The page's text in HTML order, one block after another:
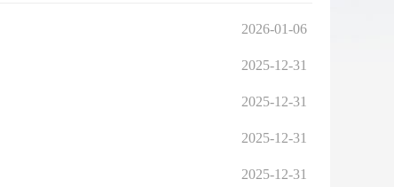
2026-01-06
2025-12-31
2025-12-31
2025-12-31
2025-12-31